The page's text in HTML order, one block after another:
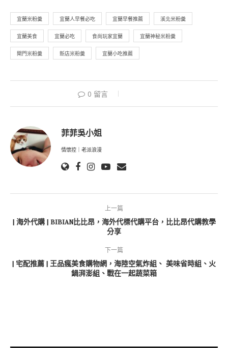
宜蘭米粉羹 宜蘭人早餐必吃 宜蘭早餐推薦 溪北米粉羹
宜蘭美食 宜蘭必吃 食尚玩家宜蘭 宜蘭神秘米粉羹
閘門米粉羹 新店米粉羹 宜蘭小吃推薦
0 留言
菲菲吳小姐
情懷控｜老派浪漫
上一篇
| 海外代購 | BIBIAN比比昂，海外代標代購平台，比比昂代購教學
分享
下一篇
| 宅配推薦 | 王品瘋美食購物網，海陸空氣炸組、 美味省時組、火
鍋湃澎組、戰在一起蔬菜箱